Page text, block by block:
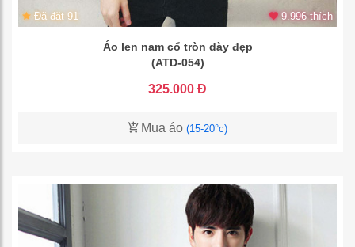
Đã đặt 91 9.996 thích
Áo len nam cổ tròn dày đẹp
(ATD-054)
325.000 Đ
Mua áo (15-20°c)